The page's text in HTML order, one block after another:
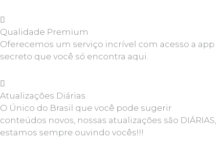
Qualidade Premium
Oferecemos um serviço incrível com acesso a app
secreto que você só encontra aqui.
Atualizações Diárias
O Único do Brasil que você pode sugerir
conteúdos novos, nossas atualizações são DIÁRIAS,
estamos sempre ouvindo vocês!!!